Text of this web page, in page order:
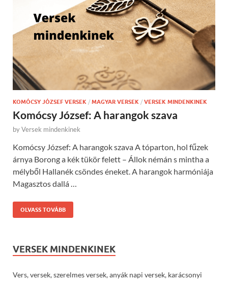
KOMÓCSY JÓZSEF VERSEK / MAGYAR VERSEK / VERSEK MINDENKINEK
Komócsy József: A harangok szava
byVersek mindenkinek
Komócsy József: A harangok szava A tóparton, hol fűzek
árnya Borong a kék tükör felett – Állok némán s mintha a
mélyből Hallanék csöndes éneket. A harangok harmóniája
Magasztos dallá …
OLVASS TOVÁBB
VERSEK MINDENKINEK
Vers, versek, szerelmes versek, anyák napi versek, karácsonyi